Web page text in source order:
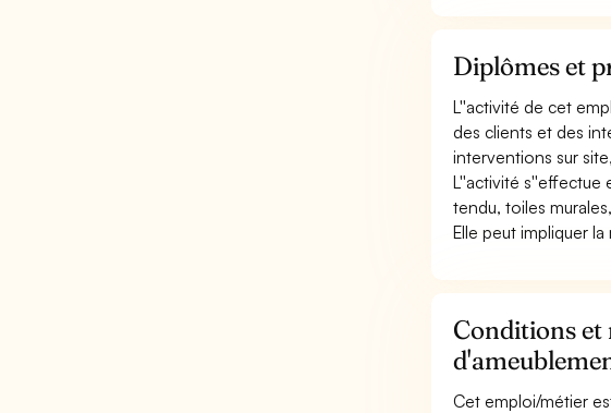
Diplômes et
L''activité de cet
des clients et des
interventions sur
L''activité s''effectue
tendu, toiles
Elle peut impliquer
Conditions et
Cet emploi/métier